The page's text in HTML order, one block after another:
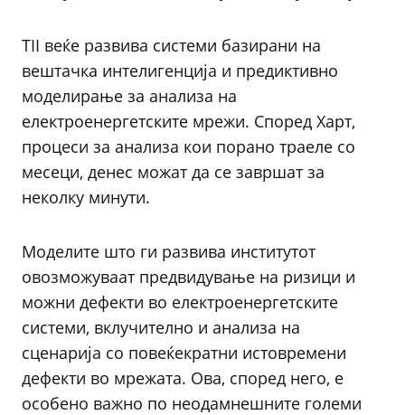
TII веќе развива системи базирани на
вештачка интелигенција и предиктивно
моделирање за анализа на
електроенергетските мрежи. Според Харт,
процеси за анализа кои порано траеле со
месеци, денес можат да се завршат за
неколку минути.
Моделите што ги развива институтот
овозможуваат предвидување на ризици и
можни дефекти во електроенергетските
системи, вклучително и анализа на
сценарија со повеќекратни истовремени
дефекти во мрежата. Ова, според него, е
особено важно по неодамнешните големи